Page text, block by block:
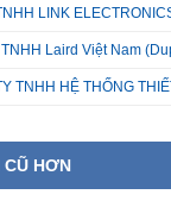
LINK
Laird Việt Nam
TNHH HỆ THỐNG
CŨ HƠN